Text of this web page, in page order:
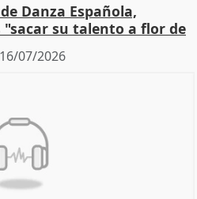
Danza Española,
su talento a flor de
16/07/2026